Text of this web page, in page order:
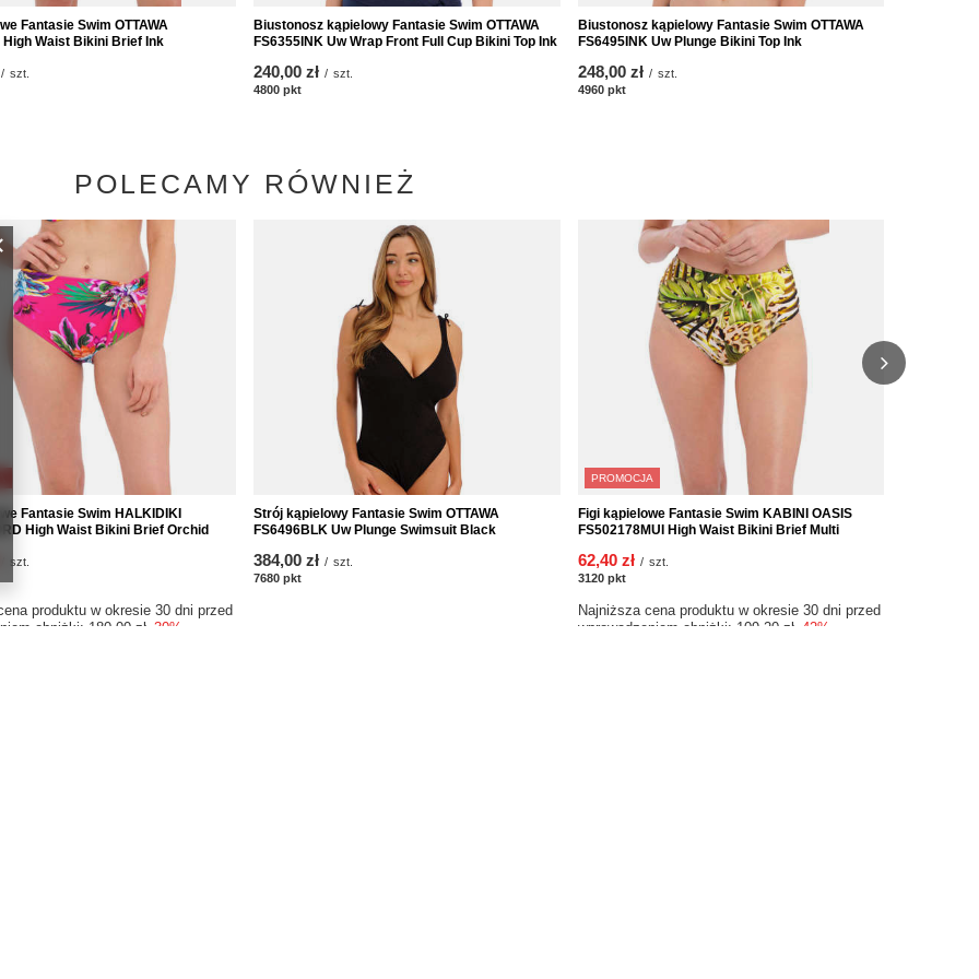
Fantasie Swim OTTAWA
High Waist Bikini Brief Ink
/ szt.
Biustonosz kąpielowy Fantasie Swim OTTAWA
FS6355INK Uw Wrap Front Full Cup Bikini Top Ink
240,00 zł / szt.
4800 pkt
Biustonosz kąpielowy Fantasie Swim OTTAWA
FS6495INK Uw Plunge Bikini Top Ink
248,00 zł / szt.
4960 pktpunktów
POLECAMY RÓWNIEŻ
Fantasie Swim HALKIDIKI
High Waist Bikini Brief Orchid
szt.
produktu w okresie 30 dni przed
obniżki: 180,00 zł -30%
Strój kąpielowy Fantasie Swim OTTAWA
FS6496BLK Uw Plunge Swimsuit Black
384,00 zł / szt.
7680 pkt
PROMOCJA
Figi kąpielowe Fantasie Swim KABINI OASIS
FS502178MUI High Waist Bikini Brief Multi
62,40 zł / szt.
3120 pktpunktów
Najniższa cena produktu w okresie 30 dni przed
wprowadzeniem obniżki: 109,20 zł
-42%